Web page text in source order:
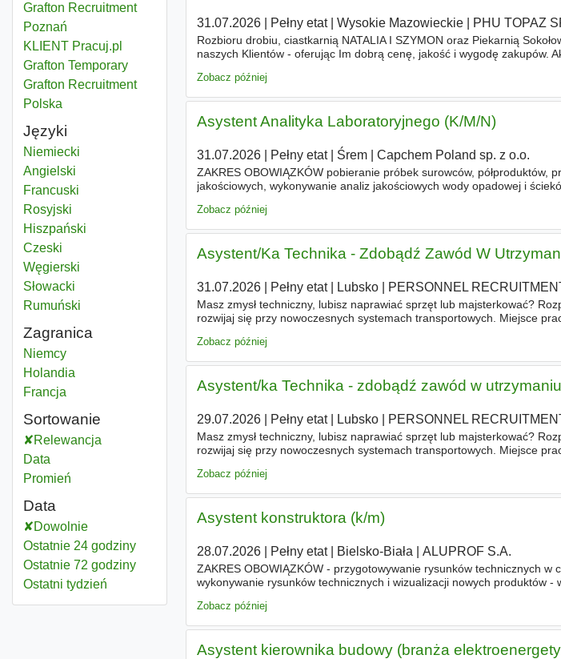
Grafton Recruitment
Poznań
KLIENT Pracuj.pl
Grafton Temporary
Grafton Recruitment
Polska
Języki
Niemiecki
Angielski
Francuski
Rosyjski
Hiszpański
Czeski
Węgierski
Słowacki
Rumuński
Zagranica
Asystentka
Niemcy
Asystentka
Holandia
Asystentka
Francja
Sortowanie
Relewancja
Data
Promień
Data
Dowolnie
Ostatnie 24 godziny
Ostatnie 72 godziny
Ostatni tydzień
31.07.2026| Pełny etat| Wysokie Mazowieckie| PHU TOPAZ
Rozbioru drobiu, ciastkarnią NATALIA I SZYMON oraz Piekarnią
naszych Klientów - oferując Im dobrą cenę, jakość i wygodę zakupów.
Zobacz później
Asystent Analityka Laboratoryjnego (K/M/N)
31.07.2026| Pełny etat| Śrem| Capchem Poland sp. z o.o.
ZAKRES OBOWIĄZKÓW pobieranie próbek surowców, półproduktów,
jakościowych, wykonywanie analiz jakościowych wody opadowej i
Zobacz później
Asystent/Ka Technika - Zdobądź Zawód W
31.07.2026| Pełny etat| Lubsko| PERSONNEL
Masz zmysł techniczny, lubisz naprawiać sprzęt lub majsterkować?
rozwijaj się przy nowoczesnych systemach transportowych. Miejsce
Zobacz później
Asystent/ka Technika - zdobądź zawód w
29.07.2026| Pełny etat| Lubsko| PERSONNEL
Masz zmysł techniczny, lubisz naprawiać sprzęt lub majsterkować?
rozwijaj się przy nowoczesnych systemach transportowych. Miejsce
Zobacz później
Asystent konstruktora (k/m)
28.07.2026| Pełny etat| Bielsko-Biała ALUPROF S.A.
ZAKRES OBOWIĄZKÓW - przygotowywanie rysunków technicznych w
wykonywanie rysunków technicznych i wizualizacji nowych produktów
Zobacz później
Asystent kierownika budowy (branża